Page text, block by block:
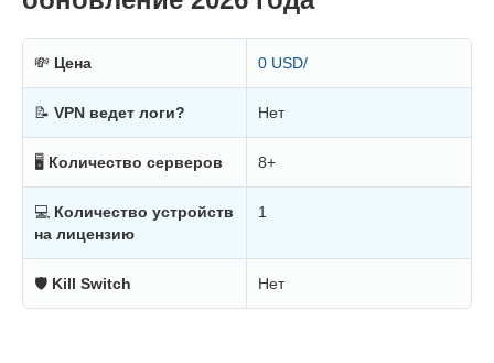
💸 Цена 0 USD/
📝 VPN ведет логи? Нет
🖥 Количество серверов 8+
💻 Количество устройств
на лицензию
1
🛡 Kill Switch Нет